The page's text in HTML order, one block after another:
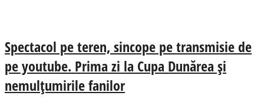
Spectacol pe teren, sincope pe transmisie de
pe youtube. Prima zi la Cupa Dunărea și
nemulțumirile fanilor